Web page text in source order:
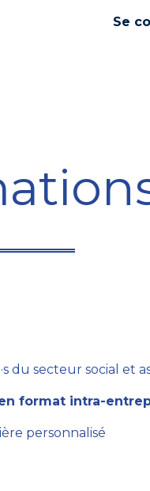
Se
du secteur social et
format intra-
personnalisé